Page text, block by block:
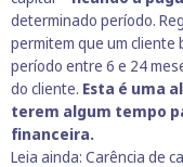
determinado período.
permitem que um
período entre 6 e 24
do cliente. Esta é uma
terem algum tempo
financeira.
Leia ainda: Carência de